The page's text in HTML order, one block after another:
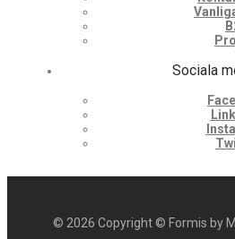
Sociala
© 2026 Copyright © Formis by